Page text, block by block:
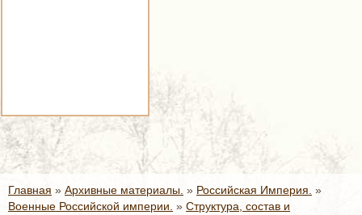
Главная » Архивные материалы. » Российская Империя. »
Военные Российской империи. » Структура, состав и